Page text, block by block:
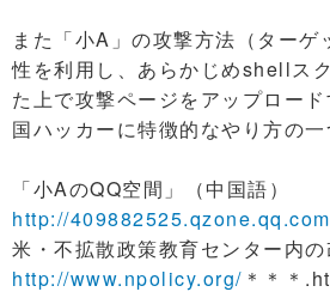
また「小A」の攻撃方法（ターゲ
性を利用し、あらかじめshellス
た上で攻撃ページをアップロー
国ハッカーに特徴的なやり方の一
「小AのQQ空間」（中国語）
http://
米・不拡散政策教育センター内
http://www.npolicy.org/ ＊＊＊